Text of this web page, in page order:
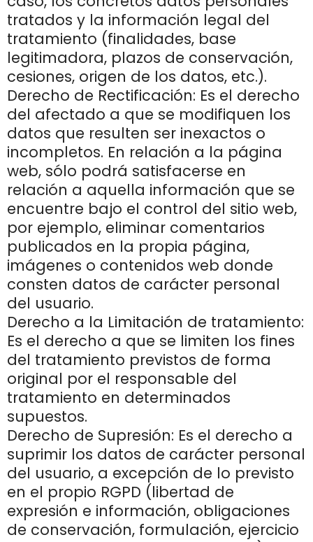
tratados y la información legal del
tratamiento (finalidades, base
legitimadora, plazos de conservación,
cesiones, origen de los datos, etc.).
Derecho de Rectificación: Es el derecho
del afectado a que se modifiquen los
datos que resulten ser inexactos o
incompletos. En relación a la página
web, sólo podrá satisfacerse en
relación a aquella información que se
encuentre bajo el control del sitio web,
por ejemplo, eliminar comentarios
publicados en la propia página,
imágenes o contenidos web donde
consten datos de carácter personal
del usuario.
Derecho a la Limitación de tratamiento:
Es el derecho a que se limiten los fines
del tratamiento previstos de forma
original por el responsable del
tratamiento en determinados
supuestos.
Derecho de Supresión: Es el derecho a
suprimir los datos de carácter personal
del usuario, a excepción de lo previsto
en el propio RGPD (libertad de
expresión e información, obligaciones
de conservación, formulación, ejercicio